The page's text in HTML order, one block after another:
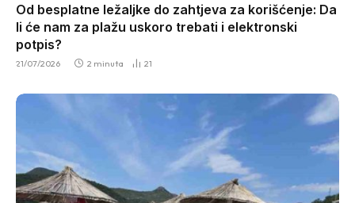
Od besplatne ležaljke do zahtjeva za korišćenje: Da
li će nam za plažu uskoro trebati i elektronski
potpis?
21/07/2026 2 minuta 21